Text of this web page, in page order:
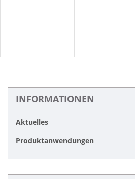
INFORMATIONEN
Aktuelles
Produktanwendungen